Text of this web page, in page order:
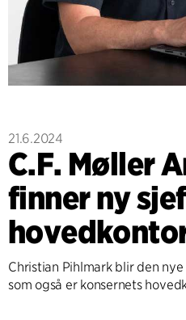
21.6.2024
C.F. Møller
finner ny
Christian Pihlmark blir den
som også er konsernets